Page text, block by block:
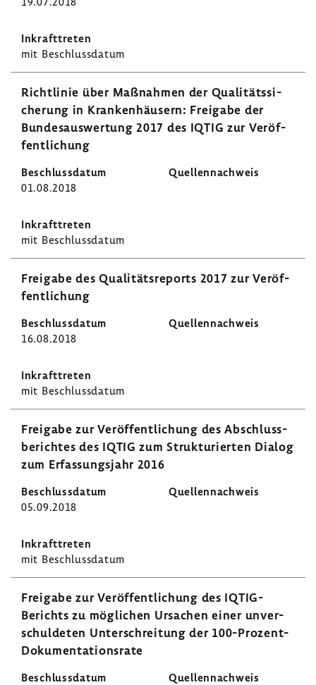
mit Beschluss­datum
Richt­linie über Maßnahmen der Quali­täts­si­
che­rung in Kran­ken­häu­sern: Frei­gabe der
Bundes­aus­wer­tung 2017 des IQTIG zur Veröf­
fent­li­chung
01.08.2018
mit Beschluss­datum
Frei­gabe des Quali­täts­re­ports 2017 zur Veröf­
fent­li­chung
16.08.2018
mit Beschluss­datum
Frei­gabe zur Veröf­fent­li­chung des Abschluss­
be­richtes des IQTIG zum Struk­tu­rierten Dialog
zum Erfas­sungs­jahr 2016
05.09.2018
mit Beschluss­datum
Frei­gabe zur Veröf­fent­li­chung des IQTIG-​
Berichts zu mögli­chen Ursa­chen einer unver­
schul­deten Unter­schrei­tung der 100-​Prozent-
Dokumentationsrate